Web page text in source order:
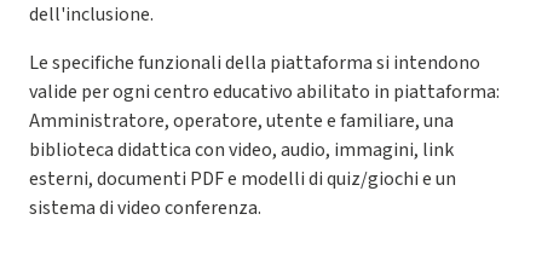
dell'inclusione.
Le specifiche funzionali della piattaforma si intendono
valide per ogni centro educativo abilitato in piattaforma:
Amministratore, operatore, utente e familiare, una
biblioteca didattica con video, audio, immagini, link
esterni, documenti PDF e modelli di quiz/giochi e un
sistema di video conferenza.